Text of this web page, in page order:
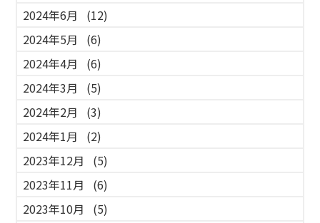
2024年6月
(12)
2024年5月
(6)
2024年4月
(6)
2024年3月
(5)
2024年2月
(3)
2024年1月
(2)
2023年12月
(5)
2023年11月
(6)
2023年10月
(5)